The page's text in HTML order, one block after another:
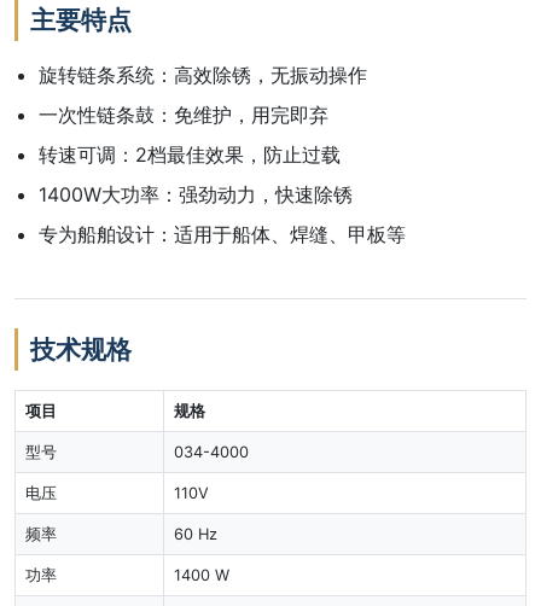
主要特点
旋转链条系统：高效除锈，无振动操作
一次性链条鼓：免维护，用完即弃
转速可调：2档最佳效果，防止过载
1400W大功率：强劲动力，快速除锈
专为船舶设计：适用于船体、焊缝、甲板等
技术规格
项目 规格
型号 034-4000
电压 110V
频率 60 Hz
功率 1400 W